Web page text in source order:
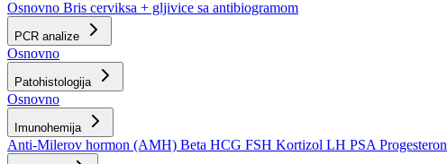
Osnovno Bris cerviksa + gljivice sa antibiogramom
PCR analize
Osnovno
Patohistologija
Osnovno
Imunohemija
Anti-Milerov hormon (AMH) Beta HCG FSH Kortizol LH PSA Progesteron